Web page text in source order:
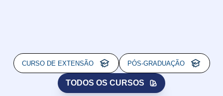
CURSO DE EXTENSÃO PÓS-GRADUAÇÃO
TODOS OS CURSOS